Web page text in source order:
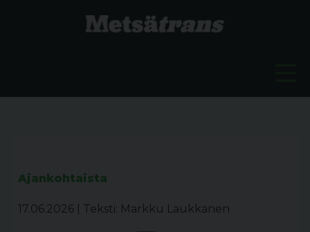
Ajankohtaista
17.06.2026 Teksti: Markku Laukkanen